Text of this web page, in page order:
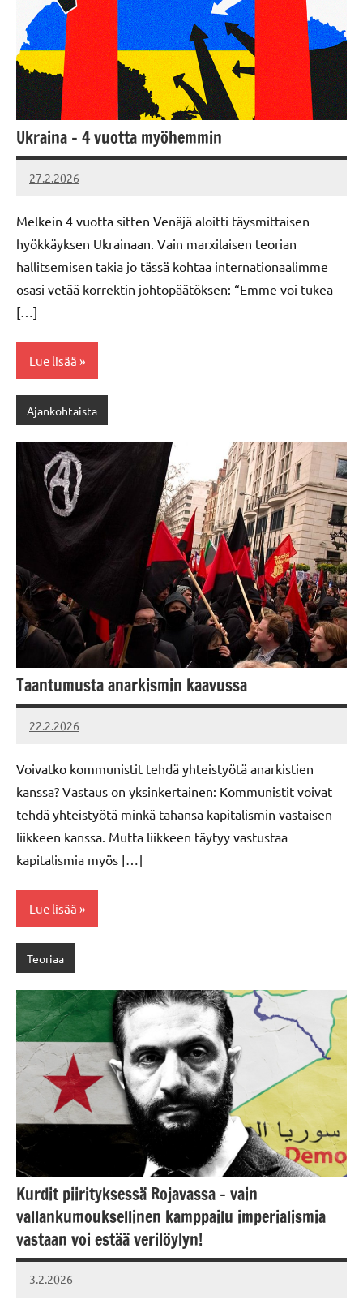
Ukraina – 4 vuotta myöhemmin
27.2.2026
Vallankumous
Melkein 4 vuotta sitten Venäjä aloitti täysmittaisen
hyökkäyksen Ukrainaan. Vain marxilaisen teorian
hallitsemisen takia jo tässä kohtaa internationaalimme
osasi vetää korrektin johtopäätöksen: “Emme voi tukea
[…]
Lue lisää
Ajankohtaista
Taantumusta anarkismin kaavussa
22.2.2026
Vallankumous
Voivatko kommunistit tehdä yhteistyötä anarkistien
kanssa? Vastaus on yksinkertainen: Kommunistit voivat
tehdä yhteistyötä minkä tahansa kapitalismin vastaisen
liikkeen kanssa. Mutta liikkeen täytyy vastustaa
kapitalismia myös […]
Lue lisää
Teoriaa
Kurdit piirityksessä Rojavassa – vain
vallankumouksellinen kamppailu imperialismia
vastaan voi estää verilöylyn!
3.2.2026
Vallankumous